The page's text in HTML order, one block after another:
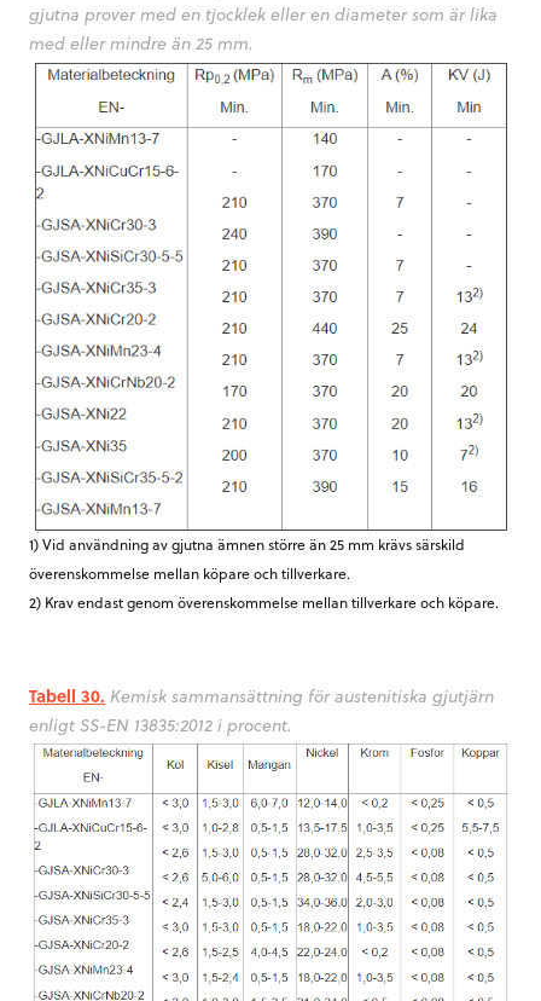
gjutna prover med en tjocklek eller en diameter som är lika
med eller mindre än 25 mm.
1) Vid användning av gjutna ämnen större än 25 mm krävs särskild
överenskommelse mellan köpare och tillverkare.
2) Krav endast genom överenskommelse mellan tillverkare och köpare.
Tabell 30. Kemisk sammansättning för austenitiska gjutjärn
enligt SS-EN 13835:2012 i procent.